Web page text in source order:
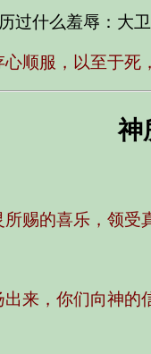
过什么羞辱：大
顺服，以至于死
神
赐的喜乐，领受
来，你们向神